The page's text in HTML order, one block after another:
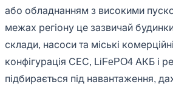
або обладнанням з високими
межах регіону це зазвичай
склади, насоси та міські
конфігурація СЕС, LiFePO4 АКБ і
підбирається під навантаження,